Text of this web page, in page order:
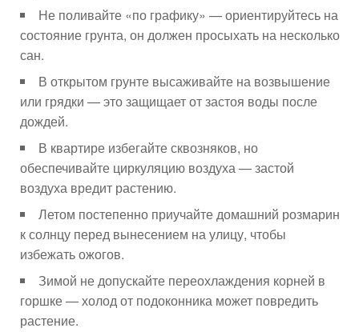
Не поливайте «по графику» — ориентируйтесь на
состояние грунта, он должен просыхать на несколько
сан.
В открытом грунте высаживайте на возвышение
или грядки — это защищает от застоя воды после
дождей.
В квартире избегайте сквозняков, но
обеспечивайте циркуляцию воздуха — застой
воздуха вредит растению.
Летом постепенно приучайте домашний розмарин
к солнцу перед вынесением на улицу, чтобы
избежать ожогов.
Зимой не допускайте переохлаждения корней в
горшке — холод от подоконника может повредить
растение.